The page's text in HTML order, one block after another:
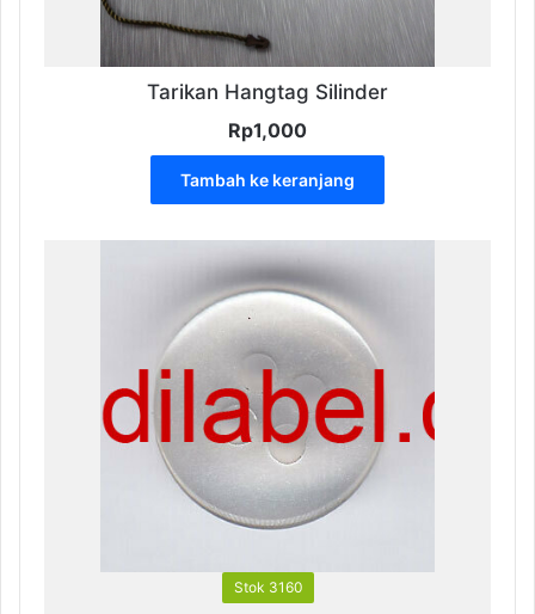
Tarikan Hangtag Silinder
Rp1,000
Tambah ke keranjang
Stok 3160